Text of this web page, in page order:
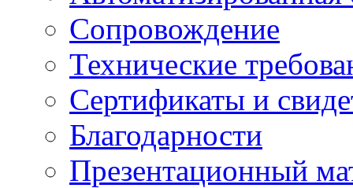
Сопровождение
Технические
Сертификаты и
Благодарности
Презентационный